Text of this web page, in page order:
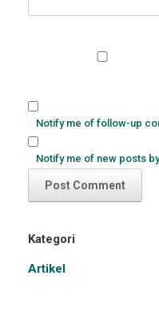
Notify me of follow-up
Notify me of new posts
Kategori
Artikel